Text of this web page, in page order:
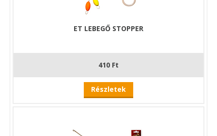
ET LEBEGŐ STOPPER
410 Ft
Részletek